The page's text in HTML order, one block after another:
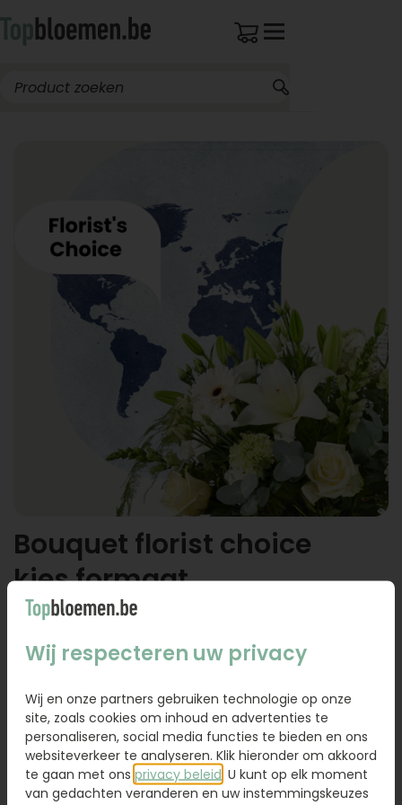
Bouquet florist choice
kies formaat
Klein
48,57
Middel
58,30
Groot
68,02
Wij respecteren uw privacy
Wij en onze partners gebruiken technologie op onze
site, zoals cookies om inhoud en advertenties te
personaliseren, social media functies te bieden en ons
websiteverkeer te analyseren. Klik hieronder om akkoord
te gaan met ons privacy beleid . U kunt op elk moment
van gedachten veranderen en uw instemmingskeuzes